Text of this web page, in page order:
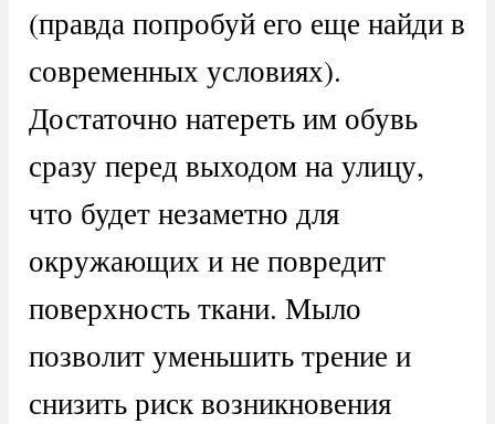
(правда попробуй его еще найди в
современных условиях).
Достаточно натереть им обувь
сразу перед выходом на улицу,
что будет незаметно для
окружающих и не повредит
поверхность ткани. Мыло
позволит уменьшить трение и
снизить риск возникновения